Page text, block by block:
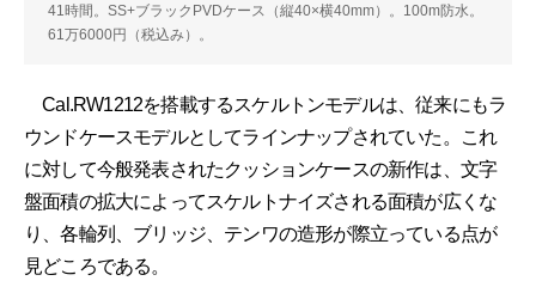
41時間。SS+ブラックPVDケース（縦40×横40mm）。100m防水。
61万6000円（税込み）。
Cal.RW1212を搭載するスケルトンモデルは、従来にもラ
ウンドケースモデルとしてラインナップされていた。これ
に対して今般発表されたクッションケースの新作は、文字
盤面積の拡大によってスケルトナイズされる面積が広くな
り、各輪列、ブリッジ、テンワの造形が際立っている点が
見どころである。